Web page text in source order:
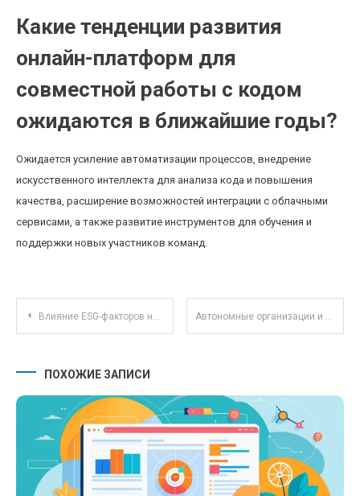
Какие тенденции развития
онлайн-платформ для
совместной работы с кодом
ожидаются в ближайшие годы?
Ожидается усиление автоматизации процессов, внедрение
искусственного интеллекта для анализа кода и повышения
качества, расширение возможностей интеграции с облачными
сервисами, а также развитие инструментов для обучения и
поддержки новых участников команд.
Навигация по записям
Влияние ESG-факторов на доходность и привлекательность корпоративных облигаций 2025 года Автономные организации и налогообложение: как закон регулирует их деятельность и уплату налогов
ПОХОЖИЕ ЗАПИСИ